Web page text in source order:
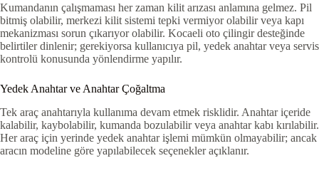
Kumandanın çalışmaması her zaman kilit arızası anlamına gelmez. Pil
bitmiş olabilir, merkezi kilit sistemi tepki vermiyor olabilir veya kapı
mekanizması sorun çıkarıyor olabilir. Kocaeli oto çilingir desteğinde
belirtiler dinlenir; gerekiyorsa kullanıcıya pil, yedek anahtar veya servis
kontrolü konusunda yönlendirme yapılır.
Yedek Anahtar ve Anahtar Çoğaltma
Tek araç anahtarıyla kullanıma devam etmek risklidir. Anahtar içeride
kalabilir, kaybolabilir, kumanda bozulabilir veya anahtar kabı kırılabilir.
Her araç için yerinde yedek anahtar işlemi mümkün olmayabilir; ancak
aracın modeline göre yapılabilecek seçenekler açıklanır.